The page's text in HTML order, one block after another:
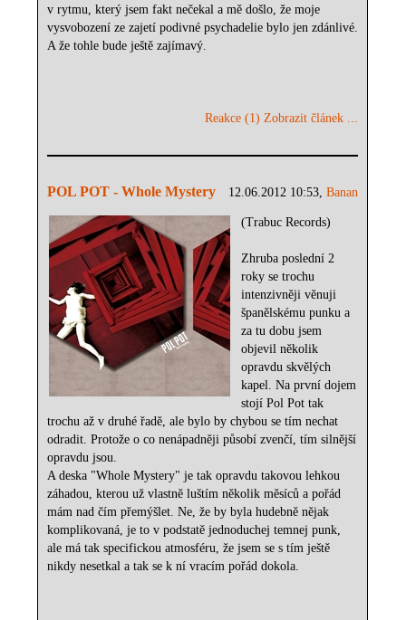
v rytmu, který jsem fakt nečekal a mě došlo, že moje
vysvobození ze zajetí podivné psychadelie bylo jen zdánlivé.
A že tohle bude ještě zajímavý.
Reakce (1) Zobrazit článek ...
12.06.2012 10:53,Banan
POL POT - Whole Mystery
(Trabuc Records)
Zhruba poslední 2
roky se trochu
intenzivněji věnuji
španělskému punku a
za tu dobu jsem
objevil několik
opravdu skvělých
kapel. Na první dojem
stojí Pol Pot tak
trochu až v druhé řadě, ale bylo by chybou se tím nechat
odradit. Protože o co nenápadněji působí zvenčí, tím silnější
opravdu jsou.
A deska "Whole Mystery" je tak opravdu takovou lehkou
záhadou, kterou už vlastně luštím několik měsíců a pořád
mám nad čím přemýšlet. Ne, že by byla hudebně nějak
komplikovaná, je to v podstatě jednoduchej temnej punk,
ale má tak specifickou atmosféru, že jsem se s tím ještě
nikdy nesetkal a tak se k ní vracím pořád dokola.